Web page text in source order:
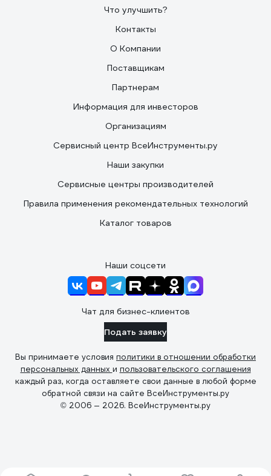
Что улучшить?
Контакты
О Компании
Поставщикам
Партнерам
Информация для инвесторов
Организациям
Сервисный центр ВсеИнструменты.ру
Наши закупки
Сервисные центры производителей
Правила применения рекомендательных технологий
Каталог товаров
Наши соцсети
Чат для бизнес-клиентов
Подать заявку
Вы принимаете условия политики в отношении обработки
персональных данных и пользовательского соглашения
каждый раз, когда оставляете свои данные в любой форме
обратной связи на сайте ВсеИнструменты.ру
© 2006 — 2026. ВсеИнструменты.ру